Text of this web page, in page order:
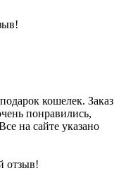
кошелек. Заказ
понравились,
на сайте указано
отзыв!